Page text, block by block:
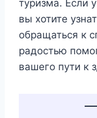
туризма. Если
вы хотите
обращаться к
радостью
вашего пути к